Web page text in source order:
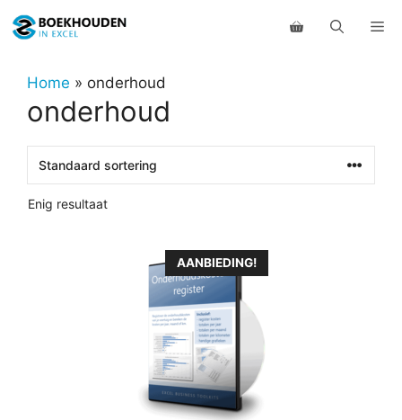
naar
inhoudHome » onderhoud
onderhoud
Enig resultaat
AANBIEDING!